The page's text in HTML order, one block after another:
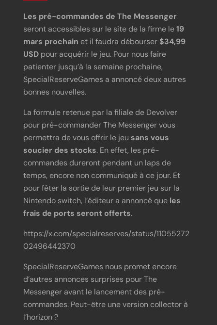
Les pré-commandes de The Messenger
seront accessibles sur le site de la firme le19
mars prochain et il faudra débourser $34,99
USD pour acquérir le jeu. Pour nous faire
patienter jusqu’à la semaine prochaine,
SpecialReserveGames a annoncé deux autres
bonnes nouvelles.
La formule retenue par la filiale de Devolver
pour pré-commander The Messenger vous
permettra de vous offrir le jeu sans vous
soucier des stocks. En effet, les pré-
commandes dureront pendant un laps de
temps, encore non communiqué à ce jour. Et
pour fêter la sortie de leur premier jeu sur la
Nintendo switch, l’éditeur a annoncé que les
frais de ports seront offerts.
https://x.com/specialreserves/status/11055272
02496442370
SpecialReserveGames nous promet encore
d’autres annonces surprises pour The
Messenger avant le lancement des pré-
commandes. Peut-être une version collector à
l’horizon ?